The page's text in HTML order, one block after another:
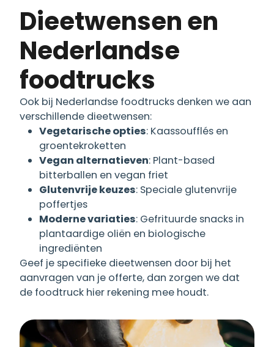
Dieetwensen en
Nederlandse
foodtrucks
Ook bij Nederlandse foodtrucks denken we aan
verschillende dieetwensen:
Vegetarische opties: Kaassoufflés en
groentekroketten
Vegan alternatieven: Plant-based
bitterballen en vegan friet
Glutenvrije keuzes: Speciale glutenvrije
poffertjes
Moderne variaties: Gefrituurde snacks in
plantaardige oliën en biologische
ingrediënten
Geef je specifieke dieetwensen door bij het
aanvragen van je offerte, dan zorgen we dat
de foodtruck hier rekening mee houdt.